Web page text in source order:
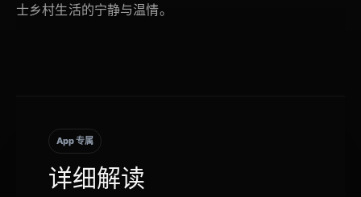
士乡村生活的宁静与温情。
App 专属
详细解读